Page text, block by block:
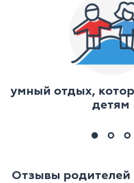
умный отдых,
детям
Отзывы родителей